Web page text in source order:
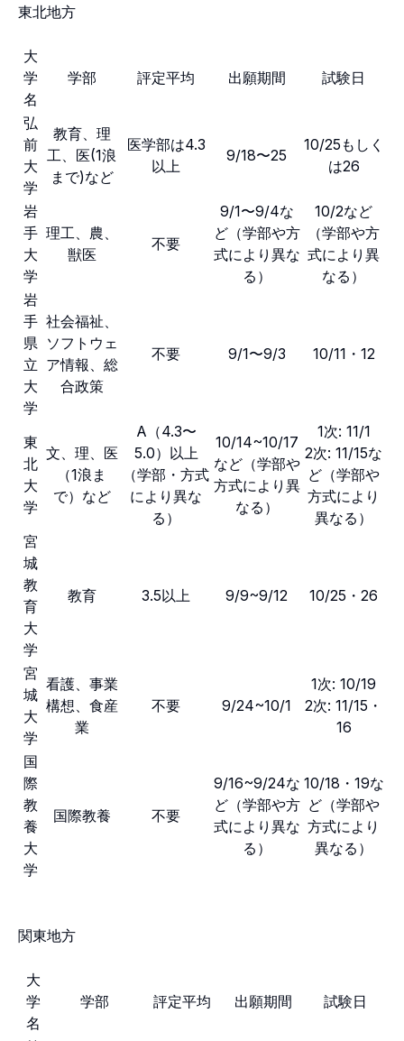
東北地方
大
学
名
学部 評定平均 出願期間 試験日
弘
前
大
学
教育、理
工、医(1浪
まで)など
医学部は4.3
以上
9/18〜25
10/25もしく
は26
岩
手
大
学
理工、農、
獣医
不要
9/1〜9/4な
ど（学部や方
式により異な
る）
10/2など
（学部や方
式により異
なる）
岩
手
県
立
大
学
社会福祉、
ソフトウェ
ア情報、総
合政策
不要 9/1〜9/3 10/11・12
東
北
大
学
文、理、医
（1浪ま
で）など
A（4.3〜
5.0）以上
（学部・方式
により異な
る）
10/14~10/17
など（学部や
方式により異
なる）
1次: 11/1
2次: 11/15な
ど（学部や
方式により
異なる）
宮
城
教
育
大
学
教育 3.5以上 9/9~9/12 10/25・26
宮
城
大
学
看護、事業
構想、食産
業
不要 9/24~10/1
1次: 10/19
2次: 11/15・
16
国
際
教
養
大
学
国際教養 不要
9/16~9/24な
ど（学部や方
式により異な
る）
10/18・19な
ど（学部や
方式により
異なる）
関東地方
大
学
名
学部 評定平均 出願期間 試験日